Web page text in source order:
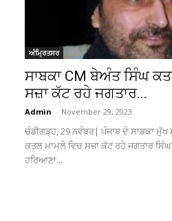
ਅੰਮ੍ਰਿਤਸਰ
ਸਾਬਕਾ CM ਬੇਅੰਤ ਸਿੰਘ
ਸਜ਼ਾ ਕੱਟ ਰਹੇ ਜਗਤਾਰ...
Admin - November 29, 2023
ਚੰਡੀਗੜ੍ਹ, 29 ਨਵੰਬਰ| ਪੰਜਾਬ ਦੇ ਸਾਬਕਾ
ਕਤਲ ਮਾਮਲੇ ਵਿਚ ਸਜ਼ਾ ਕੱਟ ਰਹੇ ਜਗਤਾਰ ਸਿੰਘ
ਹਰਿਆਣਾ...